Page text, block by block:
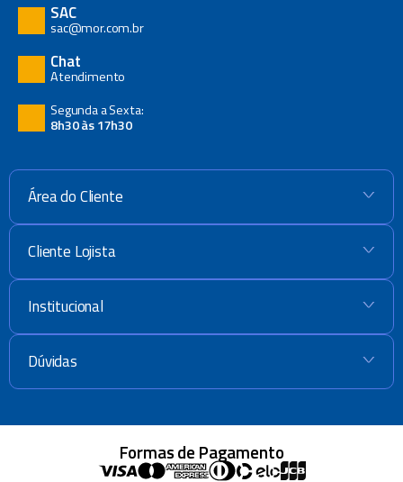
SAC
sac@mor.com.br
Chat
Atendimento
Segunda a Sexta:
8h30 às 17h30
Área do Cliente +
Cliente Lojista +
Institucional +
Dúvidas +
Formas de Pagamento